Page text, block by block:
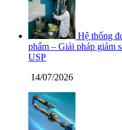
Hệ thống
phẩm – Giải pháp giám
USP
14/07/2026